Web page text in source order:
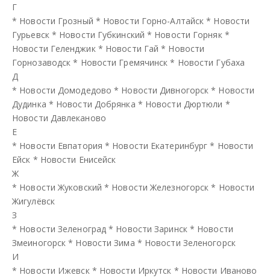
Г
* Новости Грозный * Новости Горно-Алтайск * Новости
Гурьевск * Новости Губкинский * Новости Горняк *
Новости Геленджик * Новости Гай * Новости
Горнозаводск * Новости Гремячинск * Новости Губаха
Д
* Новости Домодедово * Новости Дивногорск * Новости
Дудинка * Новости Добрянка * Новости Дюртюли *
Новости Давлеканово
Е
* Новости Евпатория * Новости Екатеринбург * Новости
Ейск * Новости Енисейск
Ж
* Новости Жуковский * Новости Железногорск * Новости
Жигулёвск
З
* Новости Зеленоград * Новости Заринск * Новости
Змеиногорск * Новости Зима * Новости Зеленогорск
И
* Новости Ижевск * Новости Иркутск * Новости Иваново